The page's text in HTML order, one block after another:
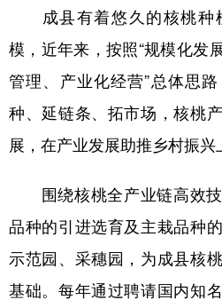
成县有着悠久的核桃种
模，近年来，按照“规模化发
管理、产业化经营”总体思
种、延链条、拓市场，核桃
展，在产业发展助推乡村振兴
围绕核桃全产业链高效技
品种的引进选育及主栽品种
示范园、采穗园，为成县核
基础。每年通过聘请国内知